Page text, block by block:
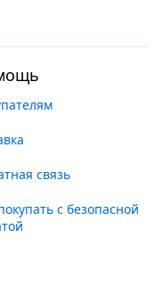
связь
с безопасной